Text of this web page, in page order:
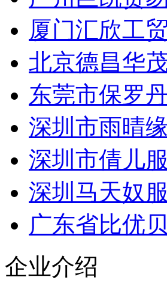
厦门汇欣工
北京德昌华
东莞市保罗
深圳市雨晴
深圳市倩儿
深圳马天奴
广东省比优
企业介绍